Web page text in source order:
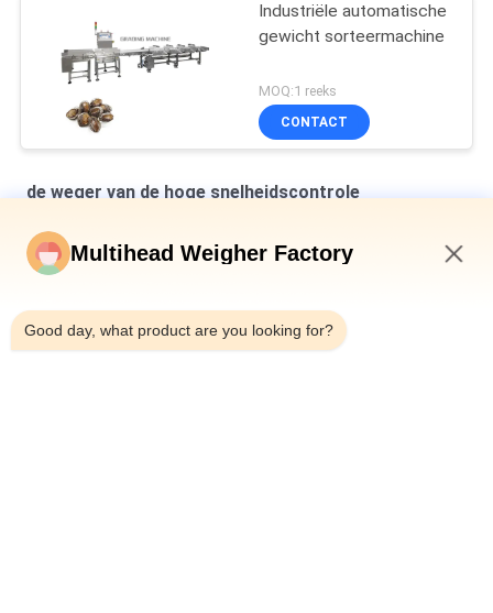
Industriële automatische
gewicht sorteermachine
MOQ:1 reeks
CONTACT
de weger van de hoge snelheidscontrole
120WPM 100 Zakken Min High Speed Check Weigher met
Opdringer
950CC, Automatische Gewichtscontroleur voor het Sorteren
Multihead Weigher Factory
Good day, what product are you looking for?